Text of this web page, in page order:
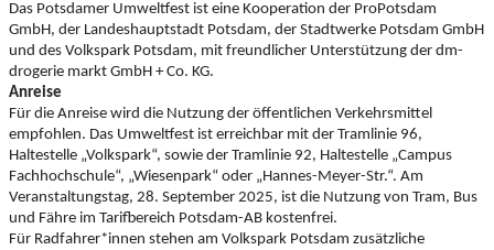
Das Potsdamer Umweltfest ist eine Kooperation der ProPotsdam
GmbH, der Landeshauptstadt Potsdam, der Stadtwerke Potsdam GmbH
und des Volkspark Potsdam, mit freundlicher Unterstützung der dm-
drogerie markt GmbH + Co. KG.
Anreise
Für die Anreise wird die Nutzung der öffentlichen Verkehrsmittel
empfohlen. Das Umweltfest ist erreichbar mit der Tramlinie 96,
Haltestelle „Volkspark“, sowie der Tramlinie 92, Haltestelle „Campus
Fachhochschule“, „Wiesenpark“ oder „Hannes-Meyer-Str.“. Am
Veranstaltungstag, 28. September 2025, ist die Nutzung von Tram, Bus
und Fähre im Tarifbereich Potsdam-AB kostenfrei.
Für Radfahrer*innen stehen am Volkspark Potsdam zusätzliche